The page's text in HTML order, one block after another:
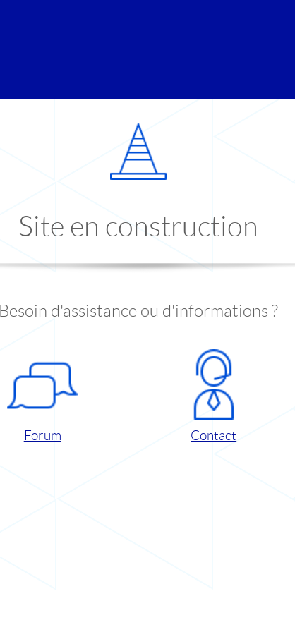
Site en construction
Besoin d'assistance ou d'informations ?
Forum Contact